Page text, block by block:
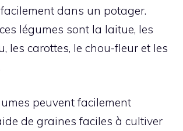
dans un potager.
légumes sont la laitue, les
les carottes, le chou-fleur et les
peuvent facilement
de graines faciles à cultiver